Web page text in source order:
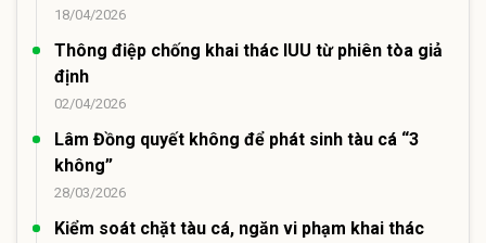
18/04/2026
Thông điệp chống khai thác IUU từ phiên tòa giả
định
02/04/2026
Lâm Đồng quyết không để phát sinh tàu cá “3
không”
28/03/2026
Kiểm soát chặt tàu cá, ngăn vi phạm khai thác